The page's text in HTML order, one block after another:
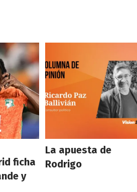
ficha
y
La apuesta de
Rodrigo